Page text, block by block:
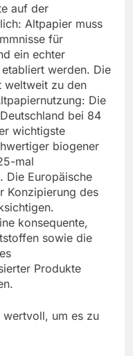
auf der
Altpapier muss
für
ein echter
werden. Die
weltweit zu den
Die
bei 84
wichtigste
biogener
mal
Die Europäische
Konzipierung des
konsequente,
sowie die
Produkte
wertvoll, um es zu